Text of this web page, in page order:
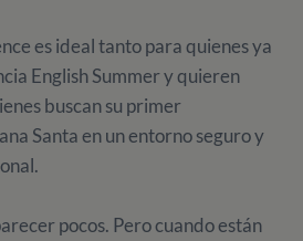
es ideal tanto para quienes ya
English Summer y quieren
buscan su primer
Santa en un entorno seguro y
pocos. Pero cuando están